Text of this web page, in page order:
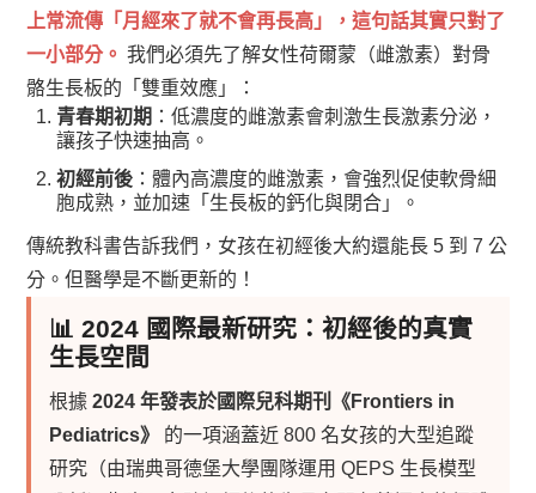
上常流傳「月經來了就不會再長高」，這句話其實只對了
一小部分。 我們必須先了解女性荷爾蒙（雌激素）對骨
骼生長板的「雙重效應」：
青春期初期 ：低濃度的雌激素會刺激生長激素分泌，
讓孩子快速抽高。
初經前後 ：體內高濃度的雌激素，會強烈促使軟骨細
胞成熟，並加速「生長板的鈣化與閉合」。
傳統教科書告訴我們，女孩在初經後大約還能長 5 到 7 公
分。但醫學是不斷更新的！
📊 2024 國際最新研究：初經後的真實
生長空間
根據2024 年發表於國際兒科期刊《Frontiers in
Pediatrics》
的一項涵蓋近 800 名女孩的大型追蹤
研究（由瑞典哥德堡大學團隊運用 QEPS 生長模型